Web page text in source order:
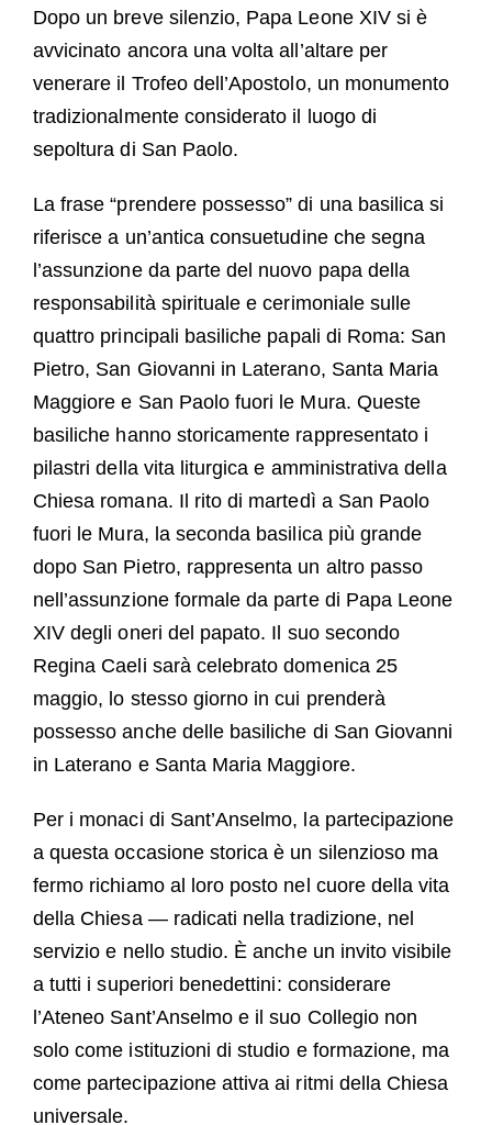
Dopo un breve silenzio, Papa Leone XIV si è
avvicinato ancora una volta all’altare per
venerare il Trofeo dell’Apostolo, un monumento
tradizionalmente considerato il luogo di
sepoltura di San Paolo.
La frase “prendere possesso” di una basilica si
riferisce a un’antica consuetudine che segna
l’assunzione da parte del nuovo papa della
responsabilità spirituale e cerimoniale sulle
quattro principali basiliche papali di Roma: San
Pietro, San Giovanni in Laterano, Santa Maria
Maggiore e San Paolo fuori le Mura. Queste
basiliche hanno storicamente rappresentato i
pilastri della vita liturgica e amministrativa della
Chiesa romana. Il rito di martedì a San Paolo
fuori le Mura, la seconda basilica più grande
dopo San Pietro, rappresenta un altro passo
nell’assunzione formale da parte di Papa Leone
XIV degli oneri del papato. Il suo secondo
Regina Caeli sarà celebrato domenica 25
maggio, lo stesso giorno in cui prenderà
possesso anche delle basiliche di San Giovanni
in Laterano e Santa Maria Maggiore.
Per i monaci di Sant’Anselmo, la partecipazione
a questa occasione storica è un silenzioso ma
fermo richiamo al loro posto nel cuore della vita
della Chiesa — radicati nella tradizione, nel
servizio e nello studio. È anche un invito visibile
a tutti i superiori benedettini: considerare
l’Ateneo Sant’Anselmo e il suo Collegio non
solo come istituzioni di studio e formazione, ma
come partecipazione attiva ai ritmi della Chiesa
universale.